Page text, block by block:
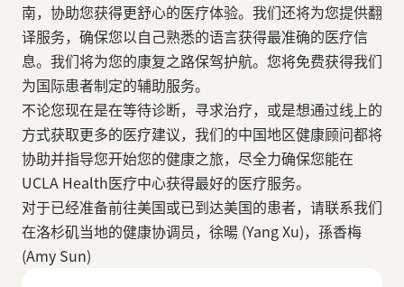
南，协助您获得更舒心的医疗体验。我们还将为您提供翻
译服务，确保您以自己熟悉的语言获得最准确的医疗信
息。我们将为您的康复之路保驾护航。您将免费获得我们
为国际患者制定的辅助服务。
不论您现在是在等待诊断，寻求治疗，或是想通过线上的
方式获取更多的医疗建议，我们的中国地区健康顾问都将
协助并指导您开始您的健康之旅，尽全力确保您能在
UCLA Health医疗中心获得最好的医疗服务。
对于已经准备前往美国或已到达美国的患者，请联系我们
在洛杉矶当地的健康协调员，徐暘 (Yang Xu)，孫香梅
(Amy Sun)